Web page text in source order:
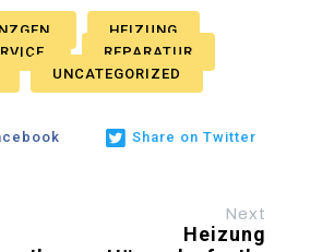
HEIZUNG
REPARATUR
UNCATEGORIZED
Share on Twitter
Next
Heizung